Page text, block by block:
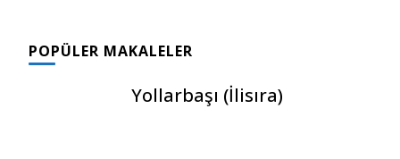
POPÜLER MAKALELER
Yollarbaşı (İlisıra)